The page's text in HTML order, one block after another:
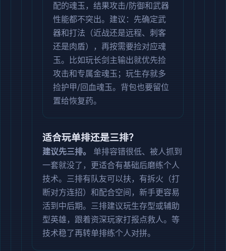
配的魂玉，结果攻击/防御和武器
性能都不突出。建议：先确定武
器和打法（近战还是远程、刺客
还是肉盾），再按需要捡对应魂
玉。比如玩长剑主输出就优先捡
攻击和专属金魂玉；玩生存就多
捡护甲/回血魂玉。背包也要留位
置给恢复药。
适合玩单排还是三排？
建议先三排。
单排容错很低、被人抓到
一套就没了，更适合有基础后磨练个人
技术。三排有队友可以扶，有拆火（打
断对方连招）和配合空间，新手更容易
活到中后期。三排建议玩生存型或辅助
型英雄，跟着资深玩家打报点救人。等
技术稳了再转单排练个人对拼。